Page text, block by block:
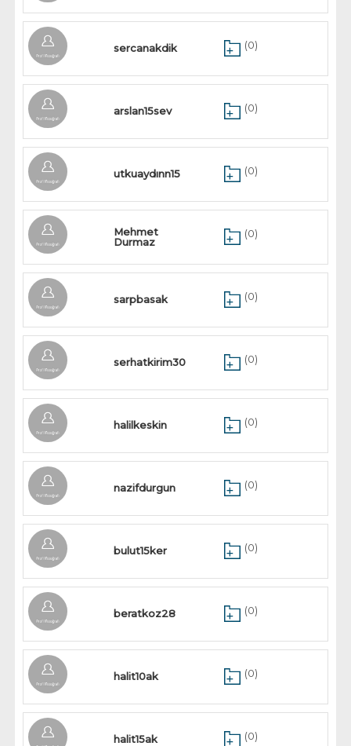
sercanakdik (0)
arslan15sev (0)
utkuaydınn15 (0)
Mehmet
Durmaz
(0)
sarpbasak (0)
serhatkirim30 (0)
halilkeskin (0)
nazifdurgun (0)
bulut15ker (0)
beratkoz28 (0)
halit10ak (0)
halit15ak (0)